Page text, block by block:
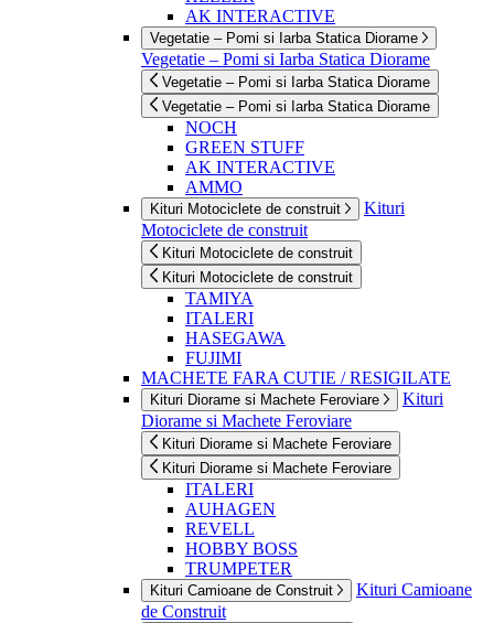
AK INTERACTIVE
Vegetatie – Pomi si Iarba Statica Diorame
Vegetatie – Pomi si Iarba Statica Diorame
Vegetatie – Pomi si Iarba Statica Diorame
Vegetatie – Pomi si Iarba Statica Diorame
NOCH
GREEN STUFF
AK INTERACTIVE
AMMO
Kituri Motociclete de construit
Kituri
Motociclete de construit
Kituri Motociclete de construit
Kituri Motociclete de construit
TAMIYA
ITALERI
HASEGAWA
FUJIMI
MACHETE FARA CUTIE / RESIGILATE
Kituri Diorame si Machete Feroviare
Kituri
Diorame si Machete Feroviare
Kituri Diorame si Machete Feroviare
Kituri Diorame si Machete Feroviare
ITALERI
AUHAGEN
REVELL
HOBBY BOSS
TRUMPETER
Kituri Camioane de Construit
Kituri Camioane
de Construit